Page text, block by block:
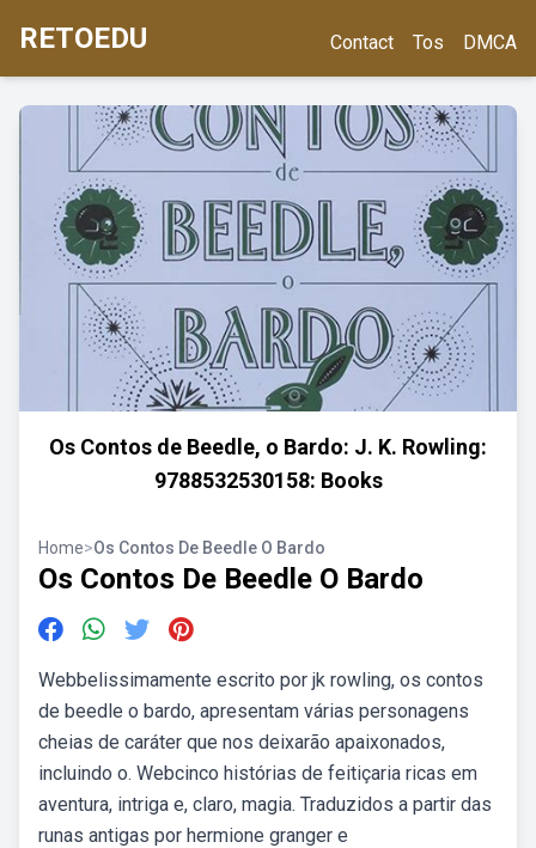
RETOEDU Contact Tos DMCA
Os Contos de Beedle, o Bardo: J. K. Rowling:
9788532530158: Books
Home>Os Contos De Beedle O Bardo
Os Contos De Beedle O Bardo
Webbelissimamente escrito por jk rowling, os contos
de beedle o bardo, apresentam várias personagens
cheias de caráter que nos deixarão apaixonados,
incluindo o. Webcinco histórias de feitiçaria ricas em
aventura, intriga e, claro, magia. Traduzidos a partir das
runas antigas por hermione granger e